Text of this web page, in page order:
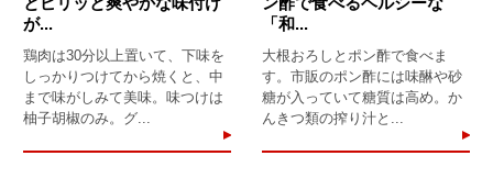
が...
鶏肉は30分以上置いて、下味を
しっかりつけてから焼くと、中
まで味がしみて美味。味つけは
柚子胡椒のみ。グ...
「和...
大根おろしとポン酢で食べま
す。市販のポン酢には味醂や砂
糖が入っていて糖質は高め。か
んきつ類の搾り汁と...